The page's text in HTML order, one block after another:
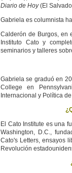
Diario de Hoy(El
Gabriela es columnista
Calderón de Burgos, en
Instituto Cato y
seminarios y talleres
Gabriela se graduó en
College en
Internacional y Política
El Cato Institute es una
Washington, D.C.,
Cato's Letters, ensayos
Revolución